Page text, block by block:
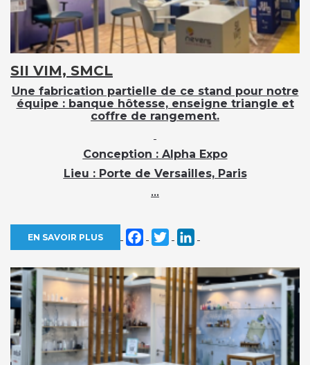
SII VIM, SMCL
Une fabrication partielle de ce stand pour notre
équipe : banque hôtesse, enseigne triangle et
coffre de rangement.
Conception : Alpha Expo
Lieu : Porte de Versailles, Paris
...
EN SAVOIR PLUS Facebook
Twitter